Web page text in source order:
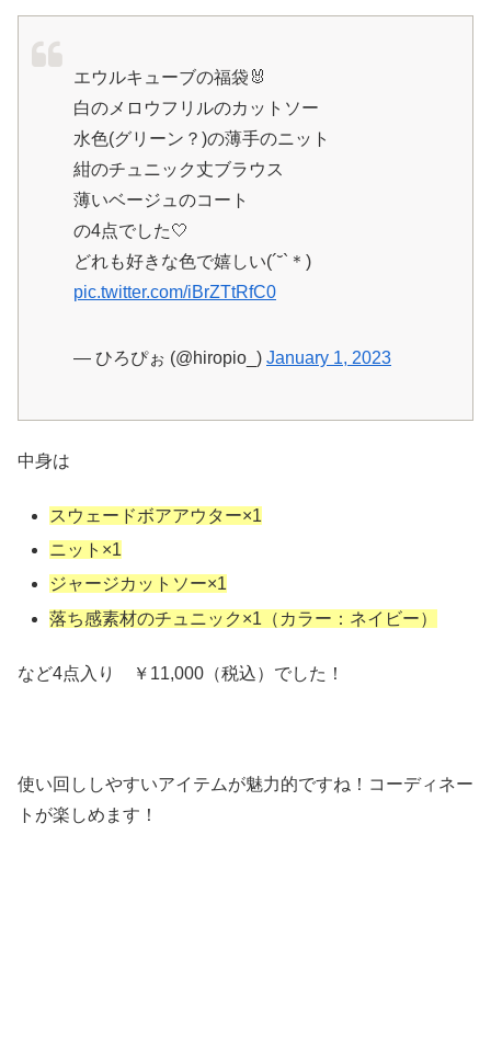
エウルキューブの福袋🐰
白のメロウフリルのカットソー
水色(グリーン？)の薄手のニット
紺のチュニック丈ブラウス
薄いベージュのコート
の4点でした🤍
どれも好きな色で嬉しい(´˘`＊)
pic.twitter.com/iBrZTtRfC0
— ひろぴぉ (@hiropio_) January 1, 2023
中身は
スウェードボアアウター×1
ニット×1
ジャージカットソー×1
落ち感素材のチュニック×1（カラー：ネイビー）
など4点入り ￥11,000（税込）でした！
使い回ししやすいアイテムが魅力的ですね！コーディネー
トが楽しめます！